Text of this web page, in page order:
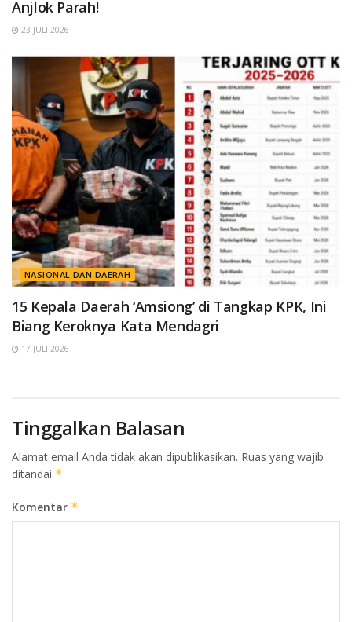
Anjlok Parah!
23 JULI 2026
NASIONAL DAN DAERAH
15 Kepala Daerah ‘Amsiong’ di Tangkap KPK, Ini
Biang Keroknya Kata Mendagri
17 JULI 2026
Tinggalkan Balasan
Alamat email Anda tidak akan dipublikasikan. Ruas yang wajib
ditandai *
Komentar *